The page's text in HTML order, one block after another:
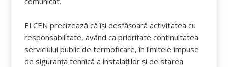
ELCEN precizează că își desfășoară activitatea cu
responsabilitate, având ca prioritate continuitatea
serviciului public de termoficare, în limitele impuse
de siguranța tehnică a instalațiilor și de starea